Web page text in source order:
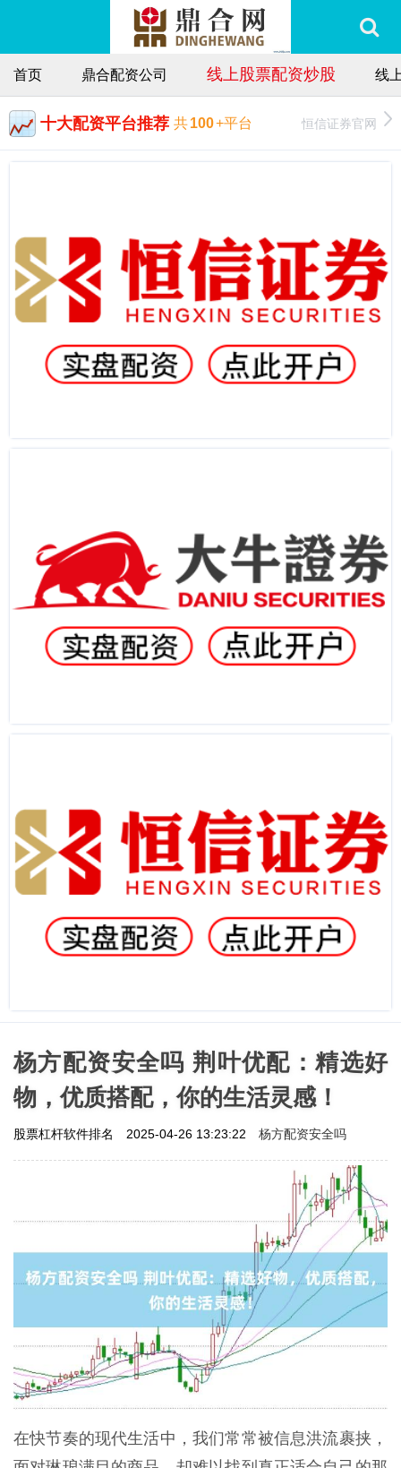
首页 鼎合配资公司 线上股票配资炒股 线
十大配资平台推荐 共100+平台 恒信证券官网
杨方配资安全吗 荆叶优配：精选好
物，优质搭配，你的生活灵感！
股票杠杆软件排名 2025-04-26 13:23:22 杨方配资安全吗
在快节奏的现代生活中，我们常常被信息洪流裹挟，